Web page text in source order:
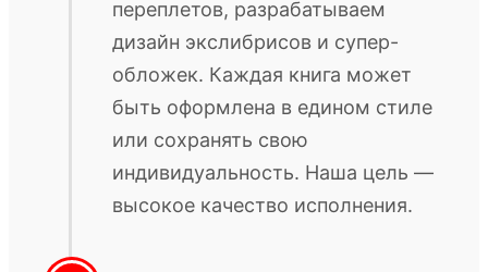
переплетов, разрабатываем
дизайн экслибрисов и супер-
обложек. Каждая книга может
быть оформлена в едином стиле
или сохранять свою
индивидуальность. Наша цель —
высокое качество исполнения.